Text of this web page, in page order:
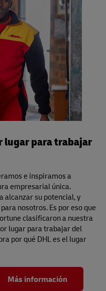
x Ancho x Altura /
x Altura / 139 Por
lugar para trabajar
e inspiramos a
empresarial única.
alcanzar su potencial, y
nosotros. Es por eso que
clasificaron a nuestra
lugar para trabajar del
por qué DHL es el lugar
Más información